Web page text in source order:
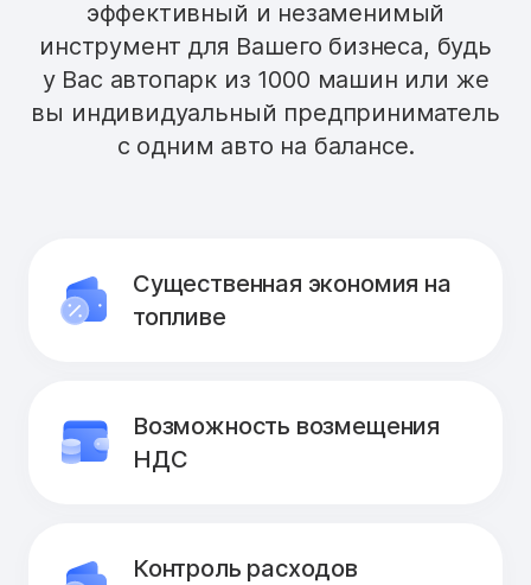
эффективный и незаменимый
инструмент для Вашего бизнеса, будь
у Вас автопарк из 1000 машин или же
вы индивидуальный предприниматель
с одним авто на балансе.
Существенная экономия на
топливе
Возможность возмещения
НДС
Контроль расходов